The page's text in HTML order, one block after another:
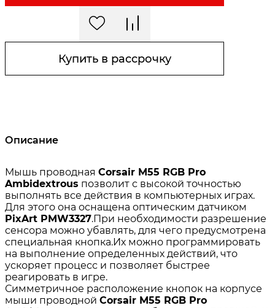
Купить в рассрочку
Описание